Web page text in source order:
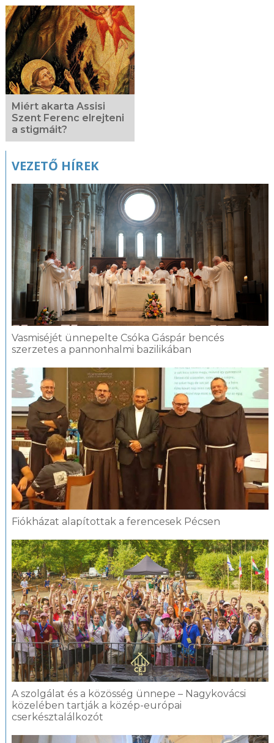
Miért akarta Assisi
Szent Ferenc elrejteni
a stigmáit?
VEZETŐ HÍREK
Vasmiséjét ünnepelte Csóka Gáspár bencés
szerzetes a pannonhalmi bazilikában
Fiókházat alapítottak a ferencesek Pécsen
A szolgálat és a közösség ünnepe – Nagykovácsi
közelében tartják a közép-európai
cserkésztalálkozót